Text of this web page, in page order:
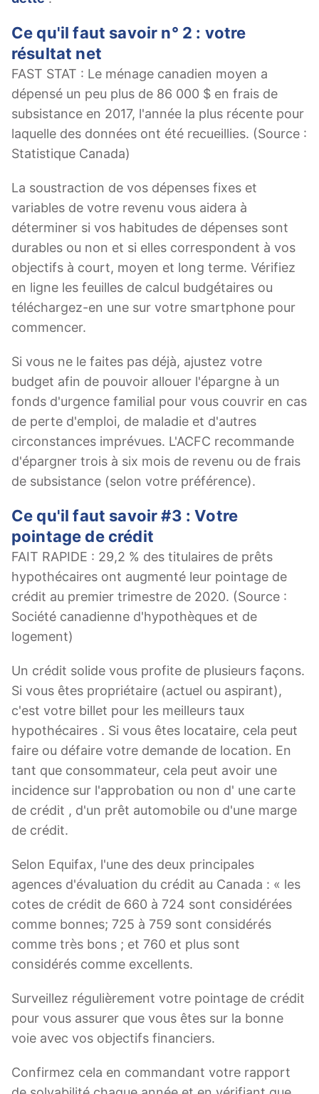
Ce qu'il faut savoir n° 2 : votre
résultat net
FAST STAT : Le ménage canadien moyen a
dépensé un peu plus de 86 000 $ en frais de
subsistance en 2017, l'année la plus récente pour
laquelle des données ont été recueillies. (Source :
Statistique Canada)
La soustraction de vos dépenses fixes et
variables de votre revenu vous aidera à
déterminer si vos habitudes de dépenses sont
durables ou non et si elles correspondent à vos
objectifs à court, moyen et long terme. Vérifiez
en ligne les feuilles de calcul budgétaires ou
téléchargez-en une sur votre smartphone pour
commencer.
Si vous ne le faites pas déjà, ajustez votre
budget afin de pouvoir allouer l'épargne à un
fonds d'urgence familial pour vous couvrir en cas
de perte d'emploi, de maladie et d'autres
circonstances imprévues. L'ACFC recommande
d'épargner trois à six mois de revenu ou de frais
de subsistance (selon votre préférence).
Ce qu'il faut savoir #3 : Votre
pointage de crédit
FAIT RAPIDE : 29,2 % des titulaires de prêts
hypothécaires ont augmenté leur pointage de
crédit au premier trimestre de 2020. (Source :
Société canadienne d'hypothèques et de
logement)
Un crédit solide vous profite de plusieurs façons.
Si vous êtes propriétaire (actuel ou aspirant),
c'est votre billet pour les meilleurs taux
hypothécaires . Si vous êtes locataire, cela peut
faire ou défaire votre demande de location. En
tant que consommateur, cela peut avoir une
incidence sur l'approbation ou non d' une carte
de crédit , d'un prêt automobile ou d'une marge
de crédit.
Selon Equifax, l'une des deux principales
agences d'évaluation du crédit au Canada : « les
cotes de crédit de 660 à 724 sont considérées
comme bonnes; 725 à 759 sont considérés
comme très bons ; et 760 et plus sont
considérés comme excellents.
Surveillez régulièrement votre pointage de crédit
pour vous assurer que vous êtes sur la bonne
voie avec vos objectifs financiers.
Confirmez cela en commandant votre rapport